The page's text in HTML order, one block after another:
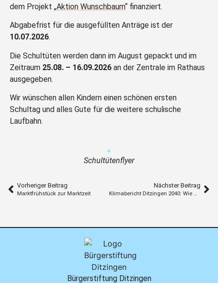
dem Projekt „Aktion Wunschbaum“ finanziert.
Abgabefrist für die ausgefüllten Anträge ist der
10.07.2026.
Die Schultüten werden dann im August gepackt und im
Zeitraum 25.08. – 16.09.2026 an der Zentrale im Rathaus
ausgegeben.
Wir wünschen allen Kindern einen schönen ersten
Schultag und alles Gute für die weitere schulische
Laufbahn.
Schultütenflyer
Vorheriger Beitrag
Marktfrühstück zur Marktzeit
Nächster Beitrag
Klimabericht Ditzingen 2040: Wie wird sich der Klimawandel auf das Leben in Ditzingen auswirken?
Bürgerstiftung Ditzingen